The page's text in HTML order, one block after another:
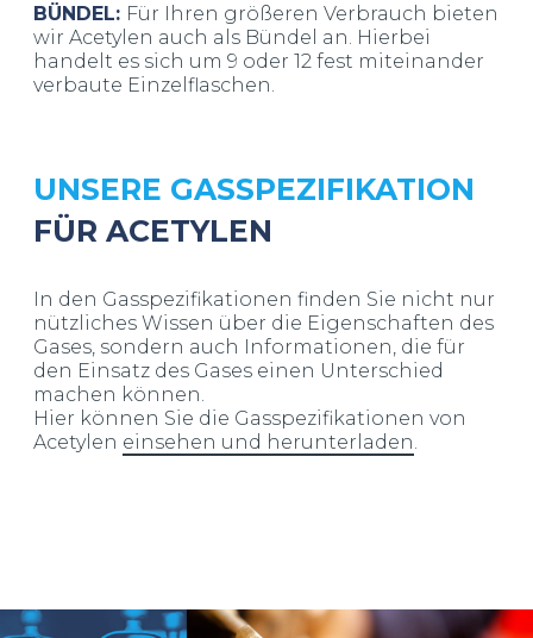
BÜNDEL: Für Ihren größeren Verbrauch bieten
wir Acetylen auch als Bündel an. Hierbei
handelt es sich um 9 oder 12 fest miteinander
verbaute Einzelflaschen.
UNSERE GASSPEZIFIKATION
FÜR ACETYLEN
In den Gasspezifikationen finden Sie nicht nur
nützliches Wissen über die Eigenschaften des
Gases, sondern auch Informationen, die für
den Einsatz des Gases einen Unterschied
machen können.
Hier können Sie die Gasspezifikationen von
Acetylen einsehen und herunterladen